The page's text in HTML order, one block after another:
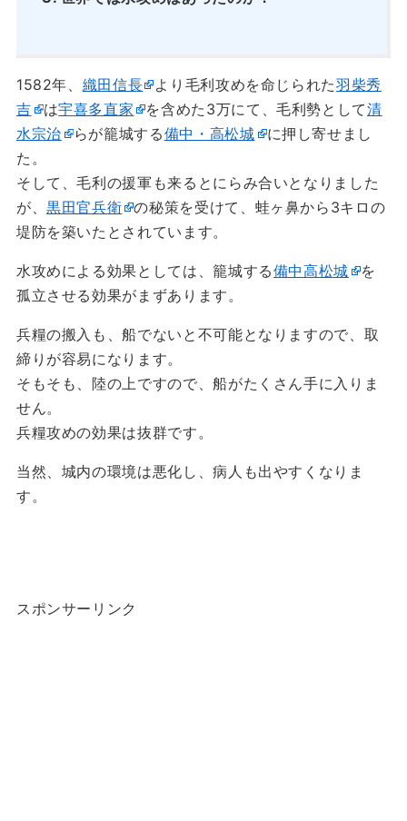
1582年、 織田信長 より毛利攻めを命じられた羽柴秀
吉
は宇喜多直家 を含めた3万にて、毛利勢として清
水宗治
らが籠城する備中・高松城
に押し寄せまし
た。
そして、毛利の援軍も来るとにらみ合いとなりました
が、黒田官兵衛
の秘策を受けて、蛙ヶ鼻から3キロの
堤防を築いたとされています。
水攻めによる効果としては、籠城する備中高松城
を
孤立させる効果がまずあります。
兵糧の搬入も、船でないと不可能となりますので、取
締りが容易になります。
そもそも、陸の上ですので、船がたくさん手に入りま
せん。
兵糧攻めの効果は抜群です。
当然、城内の環境は悪化し、病人も出やすくなりま
す。
スポンサーリンク